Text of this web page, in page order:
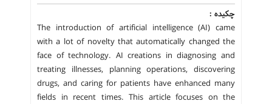
چکیده :
The introduction of artificial intelligence (AI) came
with a lot of novelty that automatically changed the
face of technology. AI creations in diagnosing and
treating illnesses, planning operations, discovering
drugs, and caring for patients have enhanced many
fields in recent times. This article focuses on the